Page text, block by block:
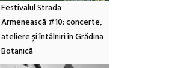
Festivalul Strada
Armenească #10: concerte,
ateliere și întâlniri în Grădina
Botanică